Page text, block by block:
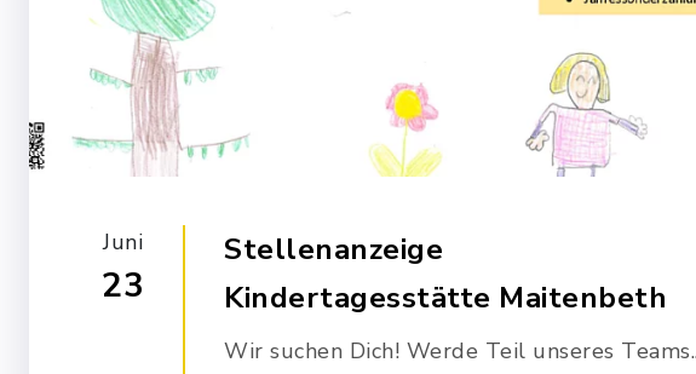
Juni
23
Stellenanzeige
Kindertagesstätte Maitenbeth
Wir suchen Dich! Werde Teil unseres Teams.